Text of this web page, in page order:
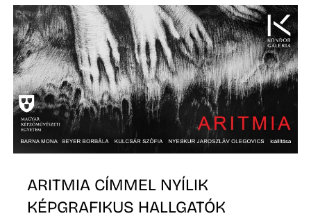
ARITMIA CÍMMEL NYÍLIK
KÉPGRAFIKUS HALLGATÓK